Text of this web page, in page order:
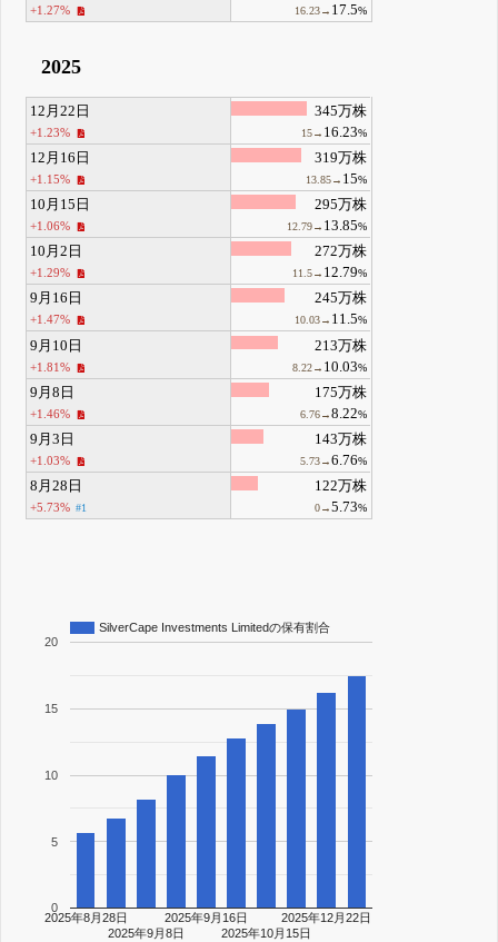
+1.27% 16.23→ 17.5%
2025
12月22日
+1.23%
345万株
15→ 16.23%
12月16日
+1.15%
319万株
13.85→ 15%
10月15日
+1.06%
295万株
12.79→ 13.85%
10月2日
+1.29%
272万株
11.5→ 12.79%
9月16日
+1.47%
245万株
10.03→ 11.5%
9月10日
+1.81%
213万株
8.22→ 10.03%
9月8日
+1.46%
175万株
6.76→8.22%
9月3日
+1.03%
143万株
5.73→6.76%
8月28日
+5.73% #1
122万株
0→5.73%
SilverCape Investments Limitedの保有割合
2025年8月28日
2025年9月8日
2025年9月16日
2025年10月15日
2025年12月22日
0
5
10
15
20